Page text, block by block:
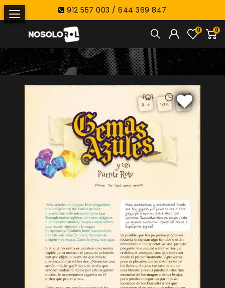
912 557 003 / 644 369 847
0
0